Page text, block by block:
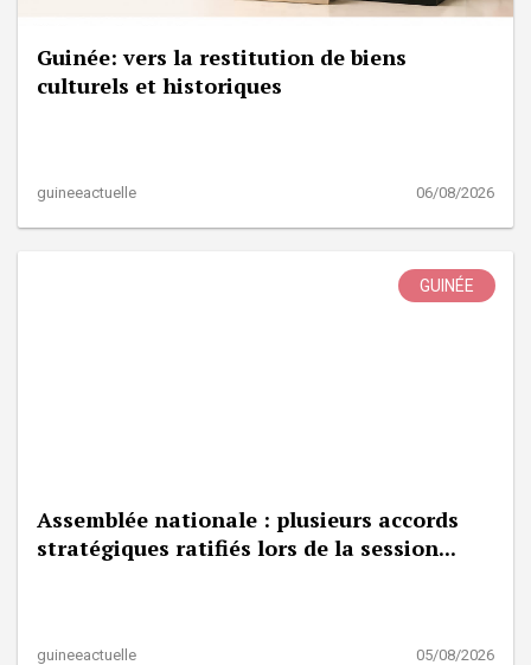
Guinée: vers la restitution de biens
culturels et historiques
guineeactuelle 06/08/2026
GUINÉE
Assemblée nationale : plusieurs accords
stratégiques ratifiés lors de la session...
guineeactuelle 05/08/2026